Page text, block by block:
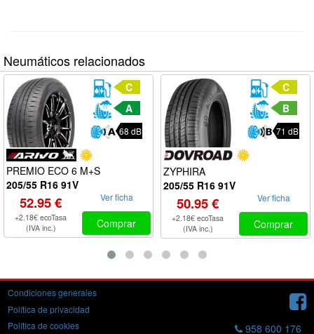
Neumáticos relacionados
C
A
68 dB
PREMIO ECO 6 M+S
205/55 R16 91V
52.95 €
+2.18€ ecoTasa
(IVA inc.)
Ver ficha
Comprar
C
B
71 dB
ZYPHIRA
205/55 R16 91V
50.95 €
+2.18€ ecoTasa
(IVA inc.)
Ver ficha
Comprar
Condiciones generales
Política de privacidad
Política de cookies
958 600 176